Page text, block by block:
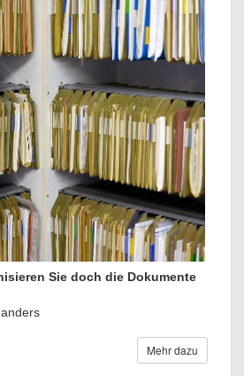
Sie doch die Dokumente
Mehr dazu